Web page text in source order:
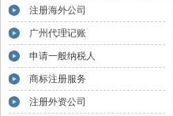
注册海外公司
广州代理记账
申请一般纳税人
商标注册服务
注册外资公司